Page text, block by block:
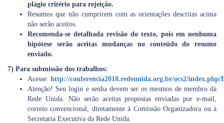
plágio critério para rejeição.
Resumos que não cumprirem com as orientações descritas acima
não serão aceitos.
Recomenda-se detalhada revisão do texto, pois em nenhuma
hipótese serão aceitas mudanças no conteúdo do resumo
enviado.
7) Para submissão dos trabalhos:
Acesse: http://conferencia2018.redeunida.org.br/ocs2/index.php/
Atenção! Seu login e senha devem ser os mesmos de membro da
Rede Unida. Não serão aceitas propostas enviadas por e-mail,
correio convencional, diretamente à Comissão Organizadora ou à
Secretaria Executiva da Rede Unida.